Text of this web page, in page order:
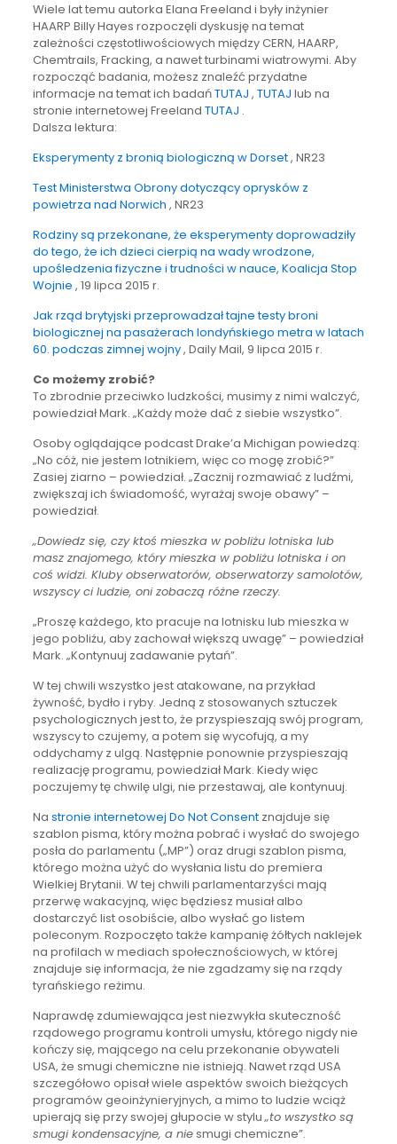
Wiele lat temu autorka Elana Freeland i były inżynier
HAARP Billy Hayes rozpoczęli dyskusję na temat
zależności częstotliwościowych między CERN, HAARP,
Chemtrails, Fracking, a nawet turbinami wiatrowymi. Aby
rozpocząć badania, możesz znaleźć przydatne
informacje na temat ich badańTUTAJ , TUTAJ lub na
stronie internetowej Freeland TUTAJ .
Dalsza lektura:
Eksperymenty z bronią biologiczną w Dorset, NR23
Test Ministerstwa Obrony dotyczący oprysków z
powietrza nad Norwich , NR23
Rodziny są przekonane, że eksperymenty doprowadziły
do tego, że ich dzieci cierpią na wady wrodzone,
upośledzenia fizyczne i trudności w nauce, Koalicja Stop
Wojnie , 19 lipca 2015 r.
Jak rząd brytyjski przeprowadzał tajne testy broni
biologicznej na pasażerach londyńskiego metra w latach
60. podczas zimnej wojny, Daily Mail, 9 lipca 2015 r.
Co możemy zrobić?
To zbrodnie przeciwko ludzkości, musimy z nimi walczyć,
powiedział Mark. „Każdy może dać z siebie wszystko”.
Osoby oglądające podcast Drake’a Michigan powiedzą:
„No cóż, nie jestem lotnikiem, więc co mogę zrobić?”
Zasiej ziarno – powiedział. „Zacznij rozmawiać z ludźmi,
zwiększaj ich świadomość, wyrażaj swoje obawy” –
powiedział.
„Dowiedz się, czy ktoś mieszka w pobliżu lotniska lub
masz znajomego, który mieszka w pobliżu lotniska i on
coś widzi. Kluby obserwatorów, obserwatorzy samolotów,
wszyscy ci ludzie, oni zobaczą różne rzeczy.
„Proszę każdego, kto pracuje na lotnisku lub mieszka w
jego pobliżu, aby zachował większą uwagę” – powiedział
Mark. „Kontynuuj zadawanie pytań”.
W tej chwili wszystko jest atakowane, na przykład
żywność, bydło i ryby. Jedną z stosowanych sztuczek
psychologicznych jest to, że przyspieszają swój program,
wszyscy to czujemy, a potem się wycofują, a my
oddychamy z ulgą. Następnie ponownie przyspieszają
realizację programu, powiedział Mark. Kiedy więc
poczujemy tę chwilę ulgi, nie przestawaj, ale kontynuuj.
Na stronie internetowej Do Not Consentznajduje się
szablon pisma, który można pobrać i wysłać do swojego
posła do parlamentu („MP”) oraz drugi szablon pisma,
którego można użyć do wysłania listu do premiera
Wielkiej Brytanii. W tej chwili parlamentarzyści mają
przerwę wakacyjną, więc będziesz musiał albo
dostarczyć list osobiście, albo wysłać go listem
poleconym. Rozpoczęto także kampanię żółtych naklejek
na profilach w mediach społecznościowych, w której
znajduje się informacja, że nie zgadzamy się na rządy
tyrańskiego reżimu.
Naprawdę zdumiewająca jest niezwykła skuteczność
rządowego programu kontroli umysłu, którego nigdy nie
kończy się, mającego na celu przekonanie obywateli
USA, że smugi chemiczne nie istnieją. Nawet rząd USA
szczegółowo opisał wiele aspektów swoich bieżących
programów geoinżynieryjnych, a mimo to ludzie wciąż
upierają się przy swojej głupocie w stylu„to wszystko są
smugi kondensacyjne, a niesmugi chemiczne”.